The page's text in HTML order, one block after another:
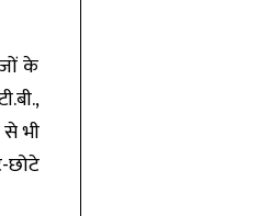
के
भी
छोटे